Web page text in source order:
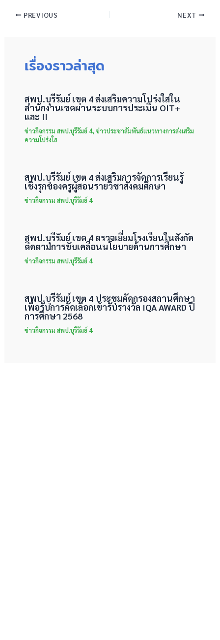
PREVIOUS NEXT
เรื่องราวล่าสุด
สพป.บุรีรัมย์ เขต 4 ส่งเสริมความโปร่งใสใน
สำนักงานเขตผ่านระบบการประเมิน OIT+
และ II
ข่าวกิจกรรม สพป.บุรีรัมย์ 4, ข่าวประชาสัมพันธ์แนวทางการส่งเสริม
ความโปร่งใส
สพป.บุรีรัมย์ เขต 4 ส่งเสริมการจัดการเรียนรู้
เชิงรุกของครูผู้สอนรายวิชาสังคมศึกษา
ข่าวกิจกรรม สพป.บุรีรัมย์ 4
สพป.บุรีรัมย์ เขต 4 ตรวจเยี่ยมโรงเรียนในสังกัด
ติดตามการขับเคลื่อนนโยบายด้านการศึกษา
ข่าวกิจกรรม สพป.บุรีรัมย์ 4
สพป.บุรีรัมย์ เขต 4 ประชุมคัดกรองสถานศึกษา
เพื่อรับการคัดเลือกเข้ารับรางวัล IQA AWARD ปี
การศึกษา 2568
ข่าวกิจกรรม สพป.บุรีรัมย์ 4